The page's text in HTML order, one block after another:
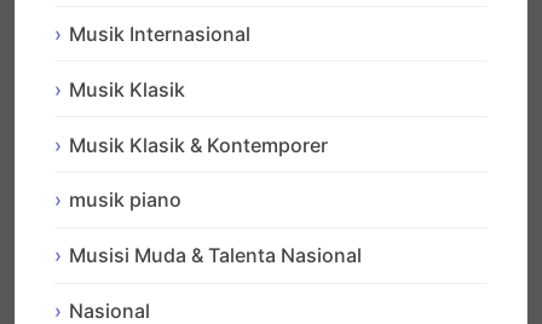
Musik Internasional
Musik Klasik
Musik Klasik & Kontemporer
musik piano
Musisi Muda & Talenta Nasional
Nasional